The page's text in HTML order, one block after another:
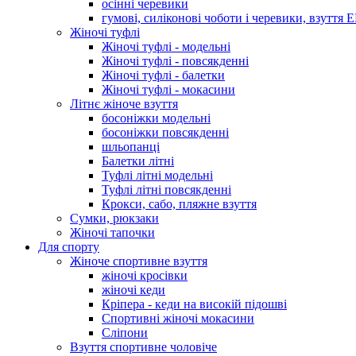
осінні черевики
гумові, силіконові чоботи і черевики, взуття
Жіночі туфлі
Жіночі туфлі - модельні
Жіночі туфлі - повсякденні
Жіночі туфлі - балетки
Жіночі туфлі - мокасини
Літнє жіноче взуття
босоніжки модельні
босоніжки повсякденні
шльопанці
Балетки літні
Туфлі літні модельні
Туфлі літні повсякденні
Крокси, сабо, пляжне взуття
Сумки, рюкзаки
Жіночі тапочки
Для спорту
Жіноче спортивне взуття
жіночі кросівки
жіночі кеди
Кріпера - кеди на високій підошві
Спортивні жіночі мокасини
Сліпони
Взуття спортивне чоловіче